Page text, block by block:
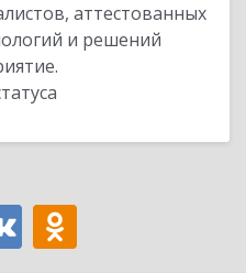
аттестованных
и решений